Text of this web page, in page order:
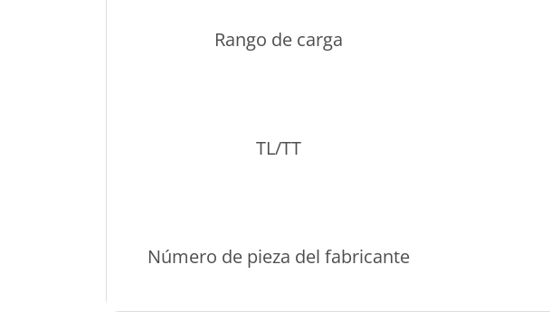
Rango de carga
TL/TT
Número de pieza del fabricante